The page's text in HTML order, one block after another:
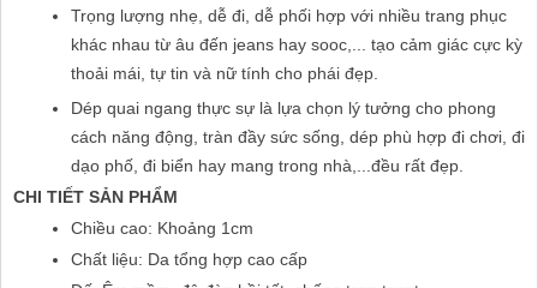
Trọng lượng nhẹ, dễ đi, dễ phối hợp với nhiều trang phục
khác nhau từ âu đến jeans hay sooc,... tạo cảm giác cực kỳ
thoải mái, tự tin và nữ tính cho phái đẹp.
Dép quai ngang thực sự là lựa chọn lý tưởng cho phong
cách năng động, tràn đầy sức sống, dép phù hợp đi chơi, đi
dạo phố, đi biển hay mang trong nhà,...đều rất đẹp.
CHI TIẾT SẢN PHẨM
Chiều cao: Khoảng 1cm
Chất liệu: Da tổng hợp cao cấp